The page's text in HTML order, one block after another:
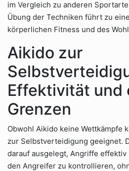
im Vergleich zu anderen
Übung der Techniken führt zu
körperlichen Fitness und des
Aikido zur
Effektivität und
Grenzen
Obwohl Aikido keine Wettkämpfe
zur Selbstverteidigung geeignet.
darauf ausgelegt, Angriffe
den Angreifer zu kontrollieren,